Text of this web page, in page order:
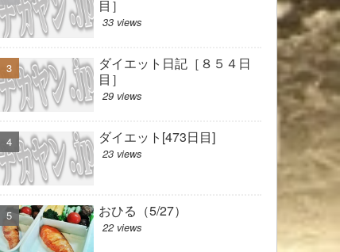
目］
33 views
ダイエット日記［８５４日
目］
29 views
ダイエット[473日目]
23 views
おひる（5/27）
22 views